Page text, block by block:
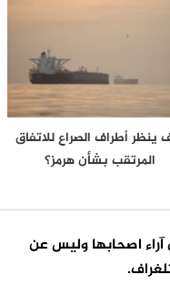
ينظر أطراف الصراع للاتفاق
المرتقب بشأن هرمز؟
آراء اصحابها وليس عن